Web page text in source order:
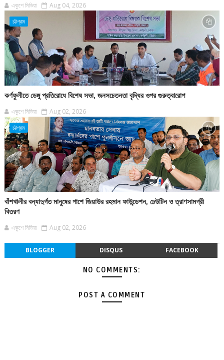
একুশে মিডিয়া Aug 04, 2026
চট্টগ্রাম
কর্ণফুলীতে ডেঙ্গু প্রতিরোধে বিশেষ সভা, জনসচেতনতা বৃদ্ধির ওপর গুরুত্বারোপ
একুশে মিডিয়া Aug 02, 2026
চট্টগ্রাম
বাঁশখালীর বন্যাদুর্গত মানুষের পাশে জিয়াউর রহমান ফাউন্ডেশন, ঢেউটিন ও ত্রাণসামগ্রী
বিতরণ
একুশে মিডিয়া Aug 02, 2026
BLOGGER DISQUS FACEBOOK
NO COMMENTS:
POST A COMMENT